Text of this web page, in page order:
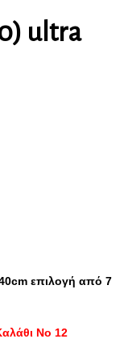
ultra
επιλογή από 7
Νο 12